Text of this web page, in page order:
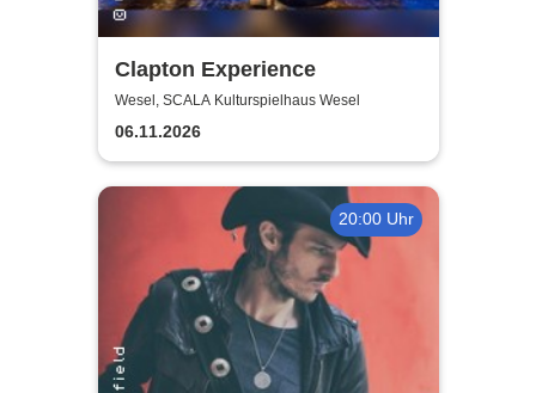
Clapton Experience
Wesel, SCALA Kulturspielhaus Wesel
06.11.2026
20:00 Uhr